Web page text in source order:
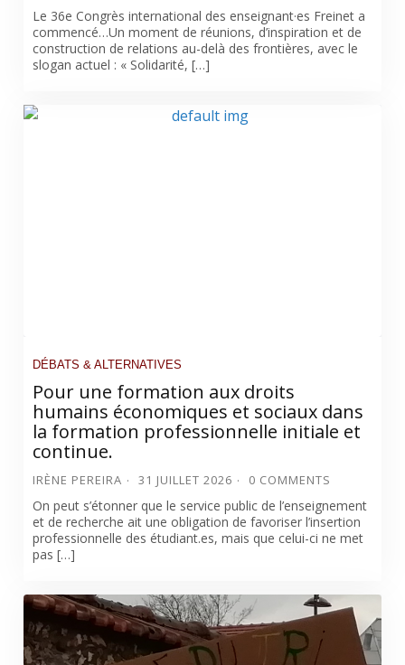
Le 36e Congrès international des enseignant·es Freinet a
commencé…Un moment de réunions, d’inspiration et de
construction de relations au-delà des frontières, avec le
slogan actuel : « Solidarité, […]
DÉBATS & ALTERNATIVES
Pour une formation aux droits
humains économiques et sociaux dans
la formation professionnelle initiale et
continue.
IRÈNE PEREIRA 31 JUILLET 2026 0 COMMENTS
On peut s’étonner que le service public de l’enseignement
et de recherche ait une obligation de favoriser l’insertion
professionnelle des étudiant.es, mais que celui-ci ne met
pas […]